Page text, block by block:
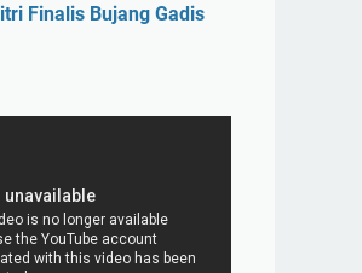
Finalis Bujang Gadis